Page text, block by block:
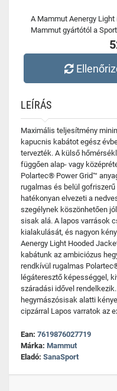
A Mammut Aenergy
Mammut gyártótól a
LEÍRÁS
Maximális teljesítmény
kapucnis kabátot egész
tervezték. A külső
függően alap- vagy
Polartec® Power Grid™
rugalmas és belül
hatékonyan elvezeti a
szegélynek köszönhetően
sisak alá. A lapos varrások
kialakulását, és nagyon
Aenergy Light Hooded
kabátunk az ambiciózus
rendkívül rugalmas
légáteresztő képességgel,
száradási idővel
hegymászósisak alatti
cipzárral Lapos varratok az
Ean: 7619876027719
Márka: Mammut
Eladó: SanaSport